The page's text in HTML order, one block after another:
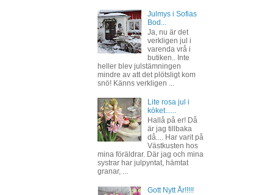
Julmys i Sofias
Bod...
Ja, nu är det
verkligen jul i
varenda vrå i
butiken.. Inte
heller blev julstämningen
mindre av att det plötsligt kom
snö! Känns verkligen ...
Lite rosa jul i
köket......
Hallå på er! Då
är jag tillbaka
då.... Har varit på
Västkusten hos
mina föräldrar. Där jag och mina
systrar har julpyntat, hämtat
granar, ...
Gott Nytt År!!!!!